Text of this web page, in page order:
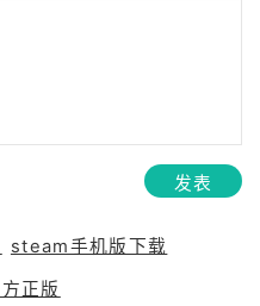
发表
steam手机版下载
正版